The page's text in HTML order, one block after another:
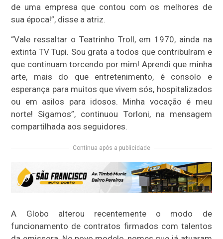
de uma empresa que contou com os melhores de
sua época!”, disse a atriz.
“Vale ressaltar o Teatrinho Troll, em 1970, ainda na
extinta TV Tupi. Sou grata a todos que contribuíram e
que continuam torcendo por mim! Aprendi que minha
arte, mais do que entretenimento, é consolo e
esperança para muitos que vivem sós, hospitalizados
ou em asilos para idosos. Minha vocação é meu
norte! Sigamos”, continuou Torloni, na mensagem
compartilhada aos seguidores.
Continua após a publicidade
A Globo alterou recentemente o modo de
funcionamento de contratos firmados com talentos